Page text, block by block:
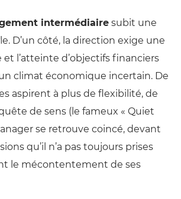
intermédiaire subit une
D’un côté, la direction exige une
l’atteinte d’objectifs financiers
climat économique incertain. De
aspirent à plus de flexibilité, de
de sens (le fameux « Quiet
se retrouve coincé, devant
qu’il n’a pas toujours prises
le mécontentement de ses